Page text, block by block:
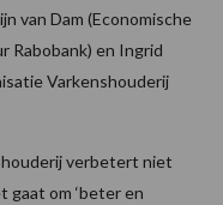
van Dam (Economische
Rabobank) en Ingrid
Varkenshouderij
verbetert niet
gaat om ‘beter en